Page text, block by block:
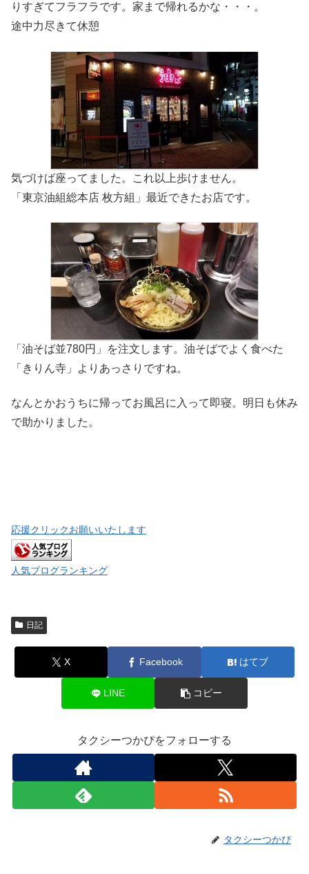
りすぎてフラフラです。家まで帰れるかな・・・。
途中力尽きて休憩
気づけば座ってました。これ以上歩けません。
「東京油組総本店 枚方組」最近できたお店です。
「油そば並780円」を注文します。油そばでよく食べた
「きりん寺」よりあっさりですね。
なんとかおうちに帰ってお風呂に入って即寝。明日も休み
で助かりました。
応援クリックお願いいたします
人気ブログランキング
日記
X Facebook はてブ
LINE コピー
タクシーつかぴをフォローする
タクシーつかぴ